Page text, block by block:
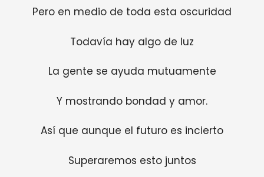
Pero en medio de toda esta oscuridad
Todavía hay algo de luz
La gente se ayuda mutuamente
Y mostrando bondad y amor.
Así que aunque el futuro es incierto
Superaremos esto juntos